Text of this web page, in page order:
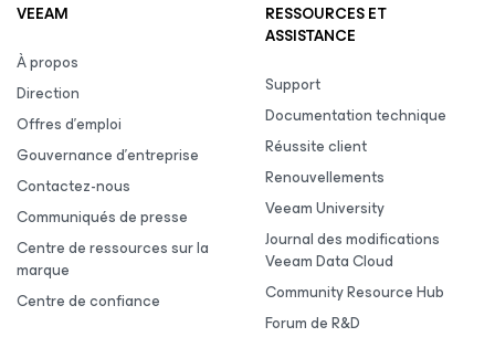
VEEAM
À propos
Direction
Offres d’emploi
Gouvernance d’entreprise
Contactez-nous
Communiqués de presse
Centre de ressources sur la
marque
Centre de confiance
RESSOURCES ET
ASSISTANCE
Support
Documentation technique
Réussite client
Renouvellements
Veeam University
Journal des modifications
Veeam Data Cloud
Community Resource Hub
Forum de R&D